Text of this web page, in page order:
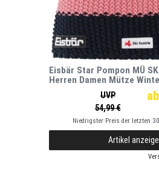
Eisbär Star Pompon MÜ
Herren Damen Mütze
UVP
54,99 €
Niedrigster Preis der letzten
Artikel